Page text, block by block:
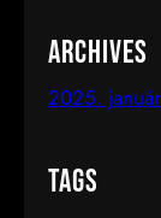
Archives
2025. január
Tags